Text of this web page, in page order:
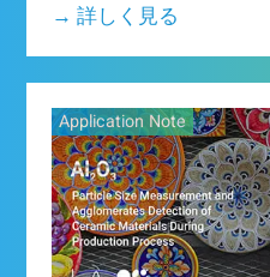
aggregation and the quality of
pectin with different
→ 詳しく見る
Application Note